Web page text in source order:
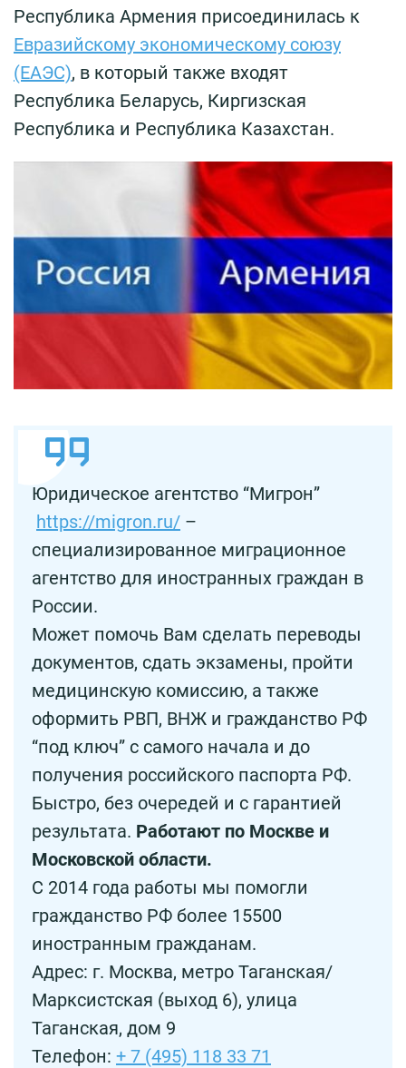
Республика Армения присоединилась к
Евразийскому экономическому союзу
(ЕАЭС), в который также входят
Республика Беларусь, Киргизская
Республика и Республика Казахстан.
Юридическое агентство “Мигрон”
https://migron.ru/ –
специализированное миграционное
агентство для иностранных граждан в
России.
Может помочь Вам сделать переводы
документов, сдать экзамены, пройти
медицинскую комиссию, а также
оформить РВП, ВНЖ и гражданство РФ
“под ключ” с самого начала и до
получения российского паспорта РФ.
Быстро, без очередей и с гарантией
результата. Работают по Москве и
Московской области.
С 2014 года работы мы помогли
гражданство РФ более 15500
иностранным гражданам.
Адрес: г. Москва, метро Таганская/
Марксистская (выход 6), улица
Таганская, дом 9
Телефон: + 7 (495) 118 33 71